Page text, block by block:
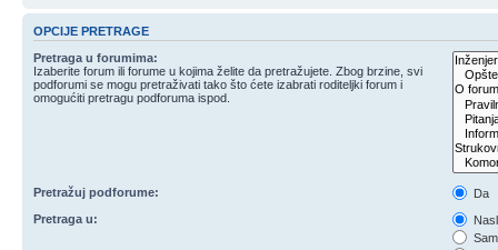
OPCIJE PRETRAGE
Pretraga u forumima:
Izaberite forum ili forume u kojima želite da pretražujete. Zbog brzine, svi
podforumi se mogu pretraživati tako što ćete izabrati roditeljki forum i
omogućiti pretragu podforuma ispod.
Pretražuj podforume:
Da
Pretraga u: